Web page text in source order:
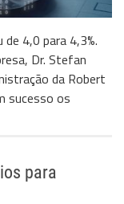
4,0 para 4,3%.
Dr. Stefan
da Robert
sucesso os
para